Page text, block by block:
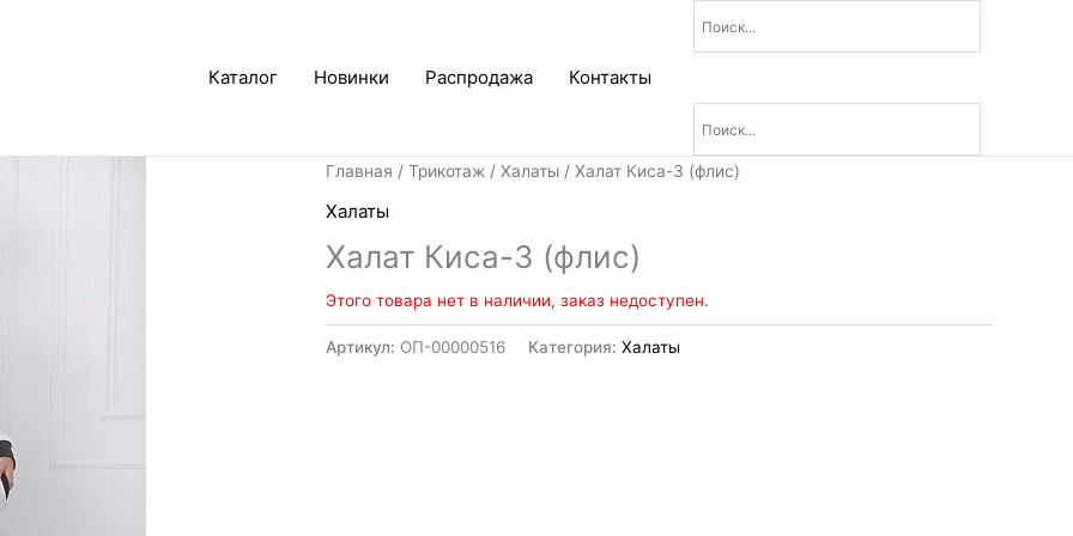
Каталог Новинки Распродажа Контакты
Главная /Трикотаж /Халаты / Халат Киса-3 (флис)
Халаты
Халат Киса-3 (флис)
Этого товара нет в наличии, заказ недоступен.
Артикул: ОП-00000516 Категория:Халаты